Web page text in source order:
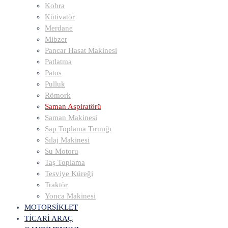
Kobra
Kütivatör
Merdane
Mibzer
Pancar Hasat Makinesi
Patlatma
Patos
Pulluk
Römork
Saman Aspiratörü
Saman Makinesi
Sap Toplama Tırmığı
Sılaj Makinesi
Su Motoru
Taş Toplama
Tesviye Küreği
Traktör
Yonca Makinesi
MOTORSİKLET
TİCARİ ARAÇ